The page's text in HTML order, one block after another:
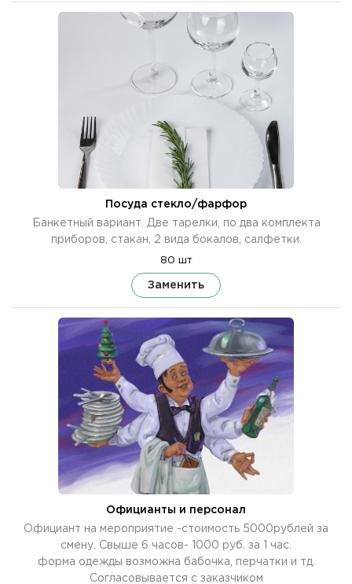
Посуда стекло/фарфор
Банкетный вариант. Две тарелки, по два комплекта
приборов, стакан, 2 вида бокалов, салфетки.
80 шт
Заменить
Официанты и персонал
Официант на мероприятие -стоимость 5000рублей за
смену. Свыше 6 часов- 1000 руб. за 1 час.
форма одежды возможна бабочка, перчатки и тд.
Согласовывается с заказчиком